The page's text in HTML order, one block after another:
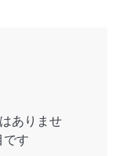
ありませ
です